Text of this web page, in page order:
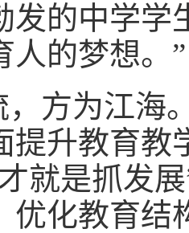
发的中学学
人的梦想。”
，方为江海
提升教育教
就是抓发
优化教育结